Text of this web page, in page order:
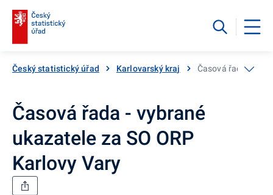
Český statistický úřad Karlovarský kraj Časová řada -
Časová řada - vybrané
ukazatele za SO ORP
Karlovy Vary